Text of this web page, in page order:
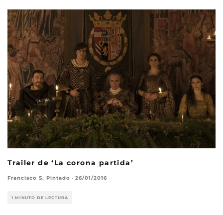
Trailer de ‘La corona partida’
Francisco S. Pintado · 26/01/2016
1 MINUTO DE LECTURA